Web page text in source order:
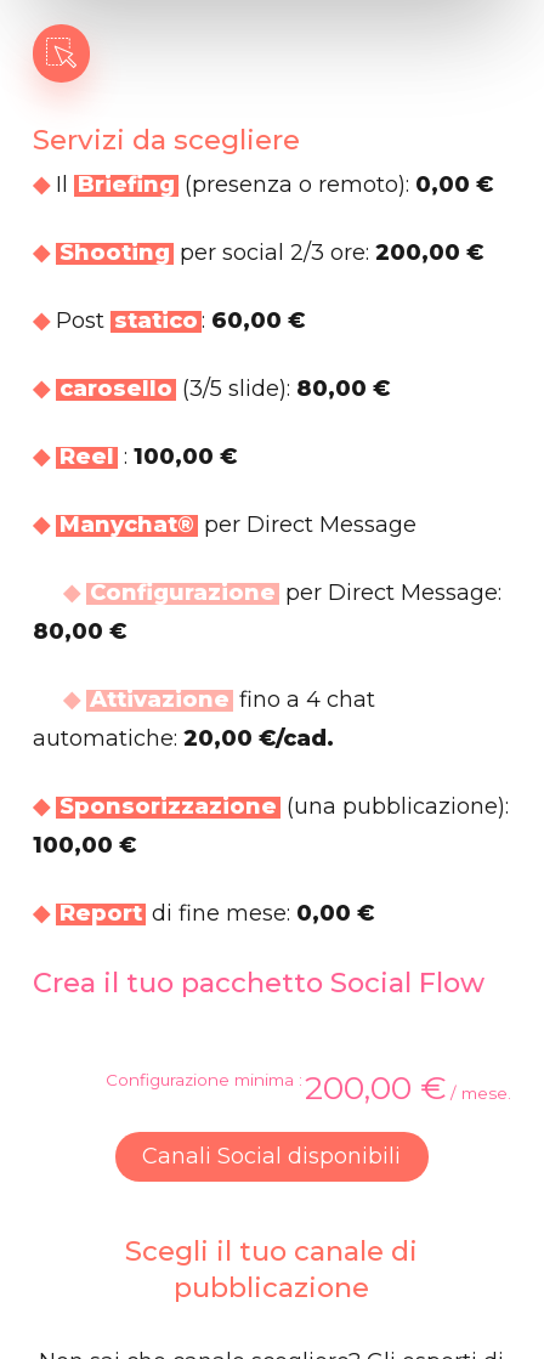
Servizi da scegliere
◆Il Briefing(presenza o remoto): 0,00 €
◆ Shootingper social 2/3 ore: 200,00 €
◆Post statico: 60,00 €
◆ carosello(3/5 slide): 80,00 €
◆ Reel: 100,00 €
◆ Manychat®per Direct Message
◆ Configurazioneper Direct Message:
80,00 €
◆ Attivazionefino a 4 chat
automatiche: 20,00 €/cad.
◆ Sponsorizzazione(una pubblicazione):
100,00 €
◆ Reportdi fine mese: 0,00 €
Crea il tuo pacchetto Social Flow
Configurazione minima : 200,00 € / mese.
Canali Social disponibili
Scegli il tuo canale di
pubblicazione